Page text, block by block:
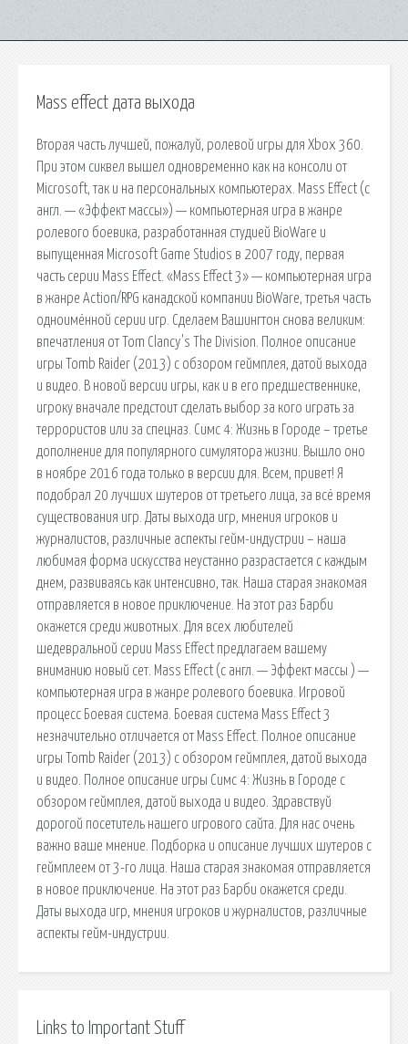
Mass effect дата выхода
Вторая часть лучшей, пожалуй, ролевой игры для Xbox 360.
При этом сиквел вышел одновременно как на консоли от
Microsoft, так и на персональных компьютерах. Mass Effect (с
англ. — «Эффект массы») — компьютерная игра в жанре
ролевого боевика, разработанная студией BioWare и
выпущенная Microsoft Game Studios в 2007 году, первая
часть серии Mass Effect. «Mass Effect 3» — компьютерная игра
в жанре Action/RPG канадской компании BioWare, третья часть
одноимённой серии игр. Сделаем Вашингтон снова великим:
впечатления от Tom Clancy's The Division. Полное описание
игры Tomb Raider (2013) с обзором геймплея, датой выхода
и видео. В новой версии игры, как и в его предшественнике,
игроку вначале предстоит сделать выбор за кого играть за
террористов или за спецназ. Симс 4: Жизнь в Городе – третье
дополнение для популярного симулятора жизни. Вышло оно
в ноябре 2016 года только в версии для. Всем, привет! Я
подобрал 20 лучших шутеров от третьего лица, за всё время
существования игр. Даты выхода игр, мнения игроков и
журналистов, различные аспекты гейм-индустрии – наша
любимая форма искусства неустанно разрастается с каждым
днем, развиваясь как интенсивно, так. Наша старая знакомая
отправляется в новое приключение. На этот раз Барби
окажется среди животных. Для всех любителей
шедевральной серии Mass Effect предлагаем вашему
вниманию новый сет. Mass Effect (с англ. — Эффект массы ) —
компьютерная игра в жанре ролевого боевика. Игровой
процесс Боевая система. Боевая система Mass Effect 3
незначительно отличается от Mass Effect. Полное описание
игры Tomb Raider (2013) с обзором геймплея, датой выхода
и видео. Полное описание игры Симс 4: Жизнь в Городе с
обзором геймплея, датой выхода и видео. Здравствуй
дорогой посетитель нашего игрового сайта. Для нас очень
важно ваше мнение. Подборка и описание лучших шутеров с
геймплеем от 3-го лица. Наша старая знакомая отправляется
в новое приключение. На этот раз Барби окажется среди.
Даты выхода игр, мнения игроков и журналистов, различные
аспекты гейм-индустрии.
Links to Important Stuff